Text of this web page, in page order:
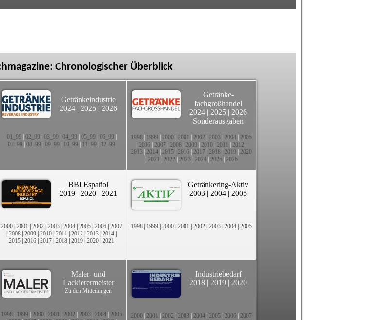
Chronologischer Überblick
Getränkeindustrie
2024 | 2025 | 2026
01_99| 02_99| 03_99| 04_99| 05_99| 06_99|
07_99 08_99 09_99 10_99 11_99 12_99
Getränke-
fachgroßhandel
2024 | 2025 | 2026
Sonderausgaben
1998 1999 2000 2001 2002 2003 2004 2005
2006 2007 2008 2009 2010 2011 2012
2013 2014 2015 2016 2017 2018 2019 2020
2021 2022 2023| 2024| 2025| 2026
BBI Español
2019 | 2020 | 2021
2000 | 2001 | 2002 | 2003 | 2004 | 2005 | 2006 | 2007
| 2008 | 2009 | 2010 | 2011 | 2012 | 2013 | 2014 |
2015 | 2016 | 2017 | 2018 | 2019 | 2020 | 2021
Getränkering-Aktiv
2003 | 2004 | 2005
1998 | 1999 | 2000 | 2001 | 2002 | 2003 | 2004 | 2005
Maler- und
Lackierermeister
Zu den Mitteilungen
1998 1999 2000 2001 2002 2003 2004 2005
Industriebedarf
2018 | 2019 | 2020
2000 2001 2002 2003 2004 2005 2006 2007